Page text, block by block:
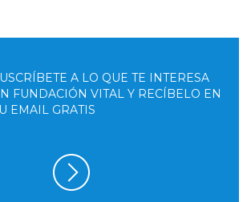
A LO QUE TE INTERESA
FUNDACIÓN VITAL Y RECÍBELO EN
EMAIL GRATIS